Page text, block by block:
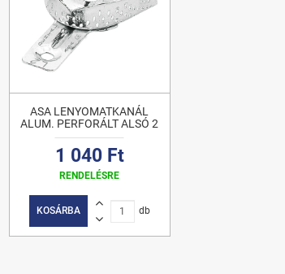
ASA LENYOMATKANÁL
ALUM. PERFORÁLT ALSÓ 2
1 040 Ft
RENDELÉSRE
KOSÁRBA db